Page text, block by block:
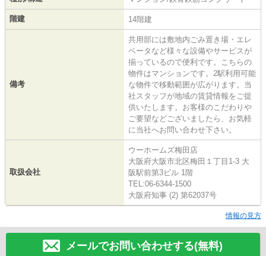
階建 14階建
備考
共用部には敷地内ごみ置き場・エレ
ベータなど様々な設備やサービスが
揃っているので便利です。こちらの
物件はマンションです。2駅利用可能
な物件で移動範囲が広がります。当
社スタッフが地域の賃貸情報をご提
供いたします。お客様のこだわりや
ご要望などございましたら、お気軽
に当社へお問い合わせ下さい。
取扱会社
ウーホームズ梅田店
大阪府大阪市北区梅田１丁目1-3 大
阪駅前第3ビル 1階
TEL:06-6344-1500
大阪府知事 (2) 第62037号
情報の見方
メールでお問い合わせする(無料)